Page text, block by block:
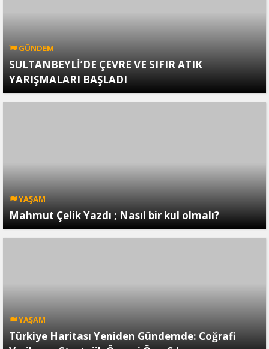
GÜNDEM
SULTANBEYLİ’DE ÇEVRE VE SIFIR ATIK
YARIŞMALARI BAŞLADI
YAŞAM
Mahmut Çelik Yazdı ; Nasıl bir kul olmalı?
YAŞAM
Türkiye Haritası Yeniden Gündemde: Coğrafi